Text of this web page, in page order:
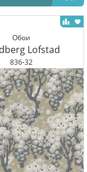
Обои
Lofstad
836-32